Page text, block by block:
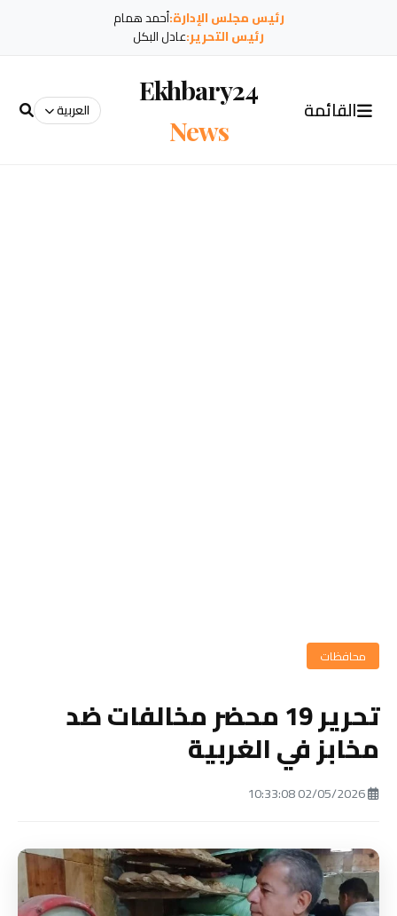
رئيس مجلس الإدارة:أحمد همام
رئيس التحرير:عادل البكل
القائمة
Ekhbary24
News
العربية
محافظات
تحرير 19 محضر مخالفات ضد
مخابز في الغربية